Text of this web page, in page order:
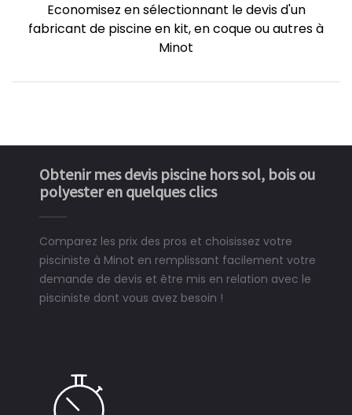
Economisez en sélectionnant le devis d'un
fabricant de piscine en kit, en coque ou autres à
Minot
Obtenir mes devis piscine hors sol, bois ou
polyester en quelques clics
Comparez les prix des pros et choisissez votre
pisciniste à Minot en remplissant facilement votre
demande de devis et être mis en relation avec le
pisciniste dont vous avez besoin !